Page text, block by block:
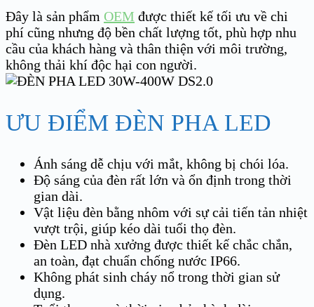
Đây là sản phẩm OEM được thiết kế tối ưu về chi
phí cũng nhưng độ bền chất lượng tốt, phù hợp nhu
cầu của khách hàng và thân thiện với môi trường,
không thải khí độc hại con người.
ƯU ĐIỂM ĐÈN PHA LED
Ánh sáng dễ chịu với mắt, không bị chói lóa.
Độ sáng của đèn rất lớn và ổn định trong thời
gian dài.
Vật liệu đèn bằng nhôm với sự cải tiến tản nhiệt
vượt trội, giúp kéo dài tuổi thọ đèn.
Đèn LED nhà xưởng được thiết kế chắc chắn,
an toàn, đạt chuẩn chống nước IP66.
Không phát sinh cháy nổ trong thời gian sử
dụng.